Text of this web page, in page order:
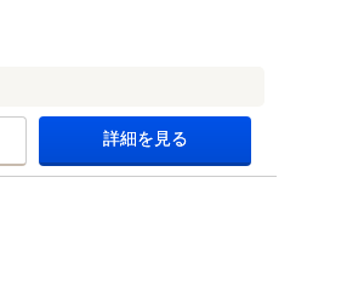
詳細を見る